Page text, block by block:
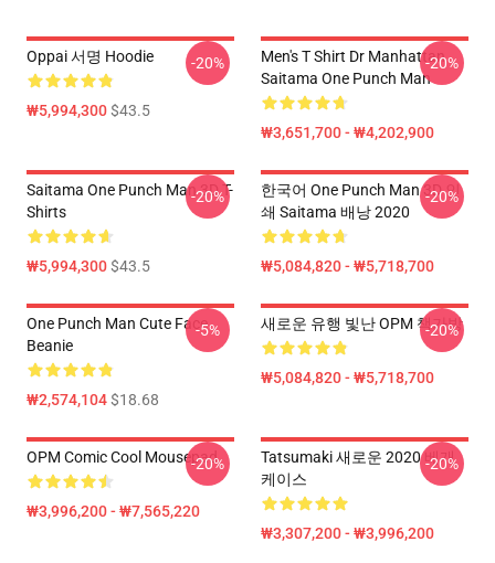
Oppai 서명 Hoodie
₩5,994,300$43.5
-20%
Men's T Shirt Dr Manhattan
Saitama One Punch Man
₩3,651,700 - ₩4,202,900
-20%
Saitama One Punch Man 3D T-
Shirts
₩5,994,300$43.5
-20%
한국어 One Punch Man 3D 인
쇄 Saitama 배낭 2020
₩5,084,820 - ₩5,718,700
-20%
One Punch Man Cute Face
Beanie
₩2,574,104$18.68
-5% 새로운 유행 빛난 OPM 책가방
₩5,084,820 - ₩5,718,700
-20%
OPM Comic Cool Mousepad
₩3,996,200 - ₩7,565,220
-20%
Tatsumaki 새로운 2020 베개
케이스
₩3,307,200 - ₩3,996,200
-20%